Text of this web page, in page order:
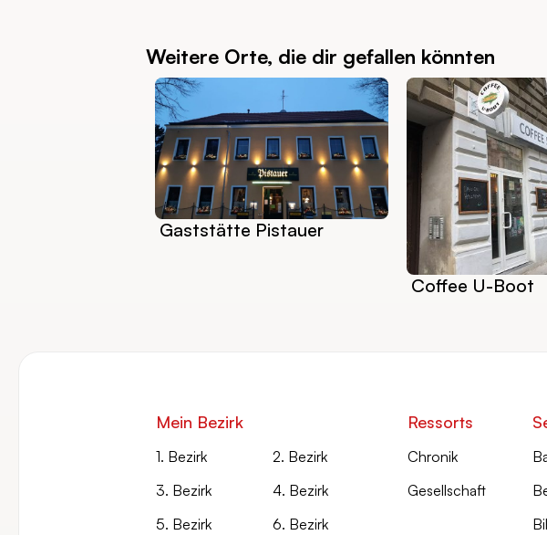
Weitere Orte, die dir gefallen könnten
Gaststätte Pistauer
Coffee U-Boot
Mein Bezirk
1. Bezirk
2. Bezirk
3. Bezirk
4. Bezirk
5. Bezirk
6. Bezirk
Ressorts
Chronik
Gesellschaft